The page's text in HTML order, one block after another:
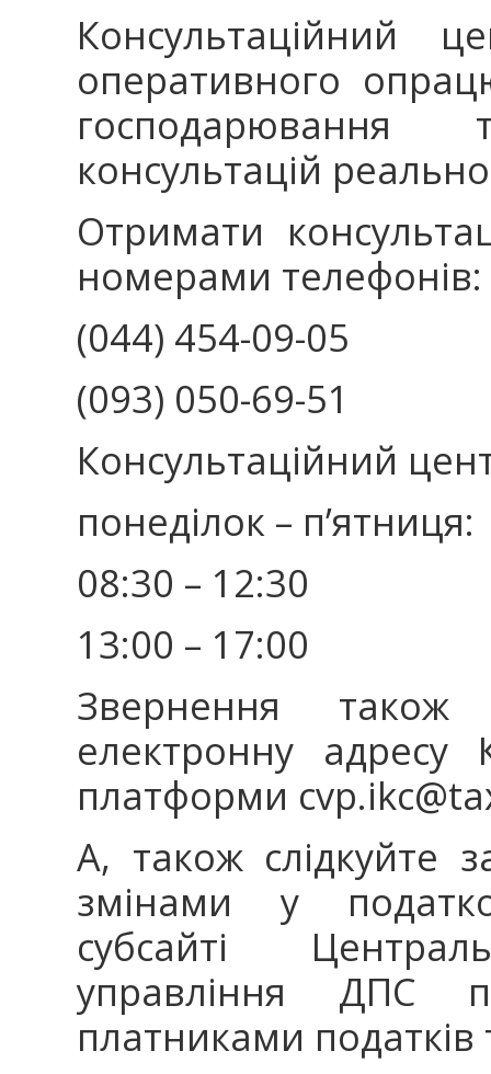
Консультаційний
оперативного
консультацій
Отримати
номерами
(044) 454-09-05
(093) 050-69-51
Консультаційний
понеділок –
08:30 – 12:30
13:00 – 17:00
Звернення
електронну адресу
платформи
А, також слідкуйте
змінами у
субсайті
управління ДПС
платниками